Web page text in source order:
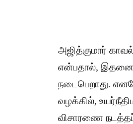
அஜித்குமார்
என்பதால், இதனைத்
நடைபெறாது.
வழக்கில்,
விசாரணை